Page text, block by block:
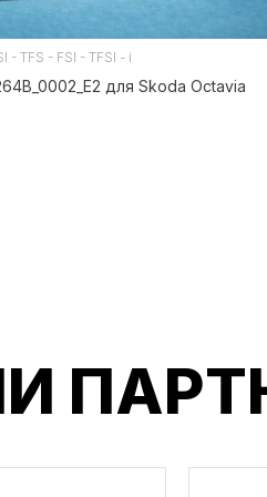
- TFS - FSI - TFSI - i
для Skoda Octavia